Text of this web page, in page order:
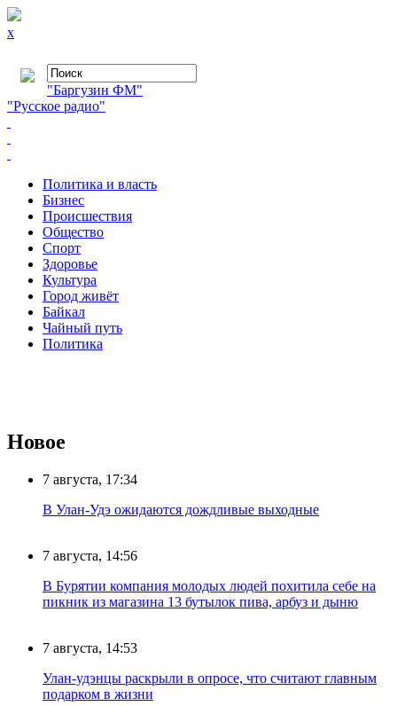
x
"Баргузин ФМ"
"Русское радио"
Политика и власть
Бизнес
Происшествия
Общество
Cпорт
Здоровье
Культура
Город живёт
Байкал
Чайный путь
Политика
Новое
7 августа, 17:34
В Улан-Удэ ожидаются дождливые выходные
7 августа, 14:56
В Бурятии компания молодых людей похитила себе на
пикник из магазина 13 бутылок пива, арбуз и дыню
7 августа, 14:53
Улан-удэнцы раскрыли в опросе, что считают главным
подарком в жизни